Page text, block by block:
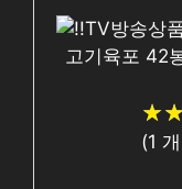
★★
★★
(1